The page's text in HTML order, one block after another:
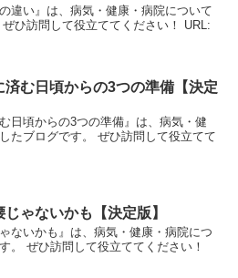
違い』は、病気・健康・病院について
ひ訪問して役立ててください！ URL:
む日頃からの3つの準備【決定
日頃からの3つの準備』は、病気・健
たブログです。 ぜひ訪問して役立てて
ゃないかも【決定版】
ないかも』は、病気・健康・病院につ
。 ぜひ訪問して役立ててください！